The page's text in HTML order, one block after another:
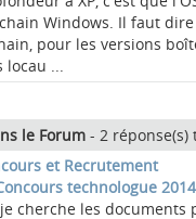
Windows. Il faut
pour les versions
locau ...
le Forum - 2 réponse(s)
et Recrutement
technologue 2014
cherche les